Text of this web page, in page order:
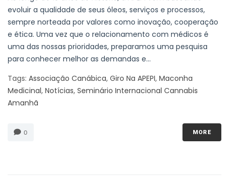
evoluir a qualidade de seus óleos, serviços e processos,
sempre norteada por valores como inovação, cooperação
e ética. Uma vez que o relacionamento com médicos é
uma das nossas prioridades, preparamos uma pesquisa
para conhecer melhor as demandas e...
Tags: Associação Canábica, Giro Na APEPI, Maconha
Medicinal, Notícias, Seminário Internacional Cannabis
Amanhã
0 MORE